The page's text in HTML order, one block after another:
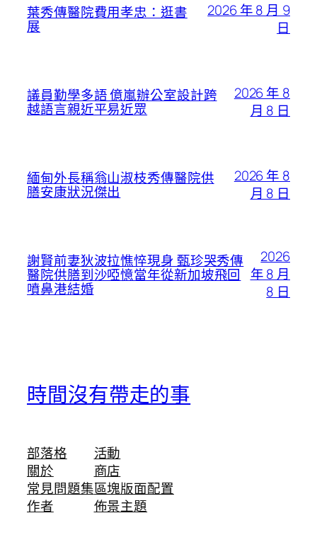
葉秀傳醫院費用孝忠：逛書
展
2026 年 8 月 9
日
議員勤學多語 億嵐辦公室設計跨
越語言親近平易近眾
2026 年 8
月 8 日
緬甸外長稱翁山淑枝秀傳醫院供
膳安康狀況傑出
2026 年 8
月 8 日
謝賢前妻狄波拉憔悴現身 甄珍哭秀傳
醫院供膳到沙啞憶當年從新加坡飛回
噴鼻港結婚
2026
年 8 月
8 日
時間沒有帶走的事
部落格
關於
常見問題集
作者
活動
商店
區塊版面配置
佈景主題